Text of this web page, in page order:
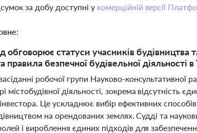
за добу доступні у комерційній версії
обговорює статуси учасників будівництва
правила безпечної будівельної діяльності в
робочої групи Науково-консультативної
містобудівної діяльності, зокрема відсутність
Це ускладнює вибір ефективних
на орендованих землях. Судді та
і вироблення єдиних підходів для